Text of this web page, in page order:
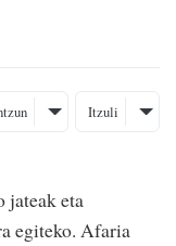
Itzuli
jateak eta
egiteko. Afaria